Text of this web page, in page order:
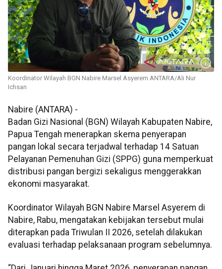
Koordinator Wilayah BGN Nabire Marsel Asyerem ANTARA/Ali Nur
Ichsan
Nabire (ANTARA) -
Badan Gizi Nasional (BGN) Wilayah Kabupaten Nabire,
Papua Tengah menerapkan skema penyerapan
pangan lokal secara terjadwal terhadap 14 Satuan
Pelayanan Pemenuhan Gizi (SPPG) guna memperkuat
distribusi pangan bergizi sekaligus menggerakkan
ekonomi masyarakat.
Koordinator Wilayah BGN Nabire Marsel Asyerem di
Nabire, Rabu, mengatakan kebijakan tersebut mulai
diterapkan pada Triwulan II 2026, setelah dilakukan
evaluasi terhadap pelaksanaan program sebelumnya.